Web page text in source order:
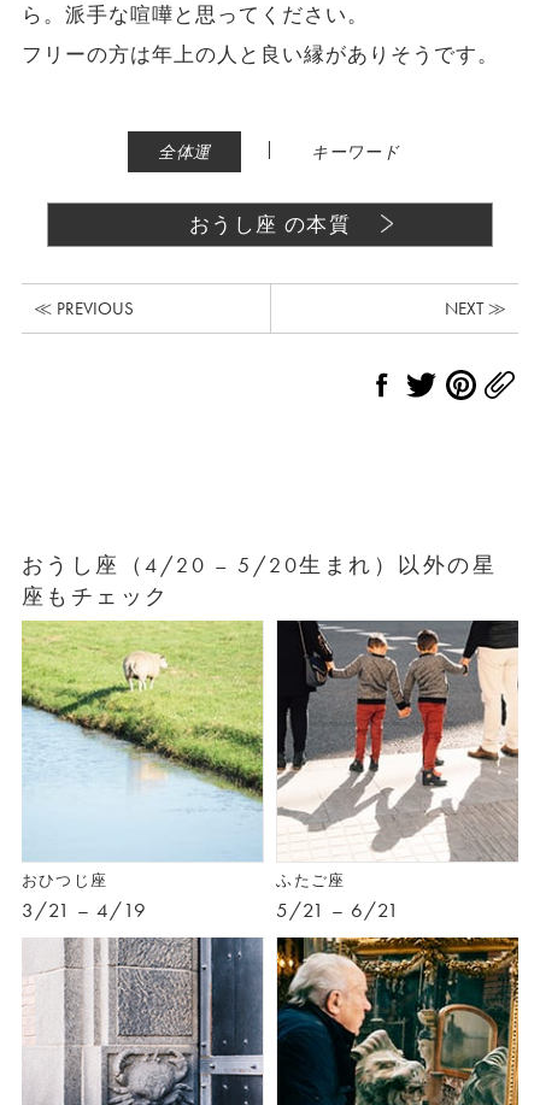
ら。派手な喧嘩と思ってください。
フリーの方は年上の人と良い縁がありそうです。
全体運 | キーワード
おうし座 の本質
≪ PREVIOUS NEXT ≫
おうし座（4/20 – 5/20生まれ）以外の星
座もチェック
おひつじ座
3/21 – 4/19
ふたご座
5/21 – 6/21